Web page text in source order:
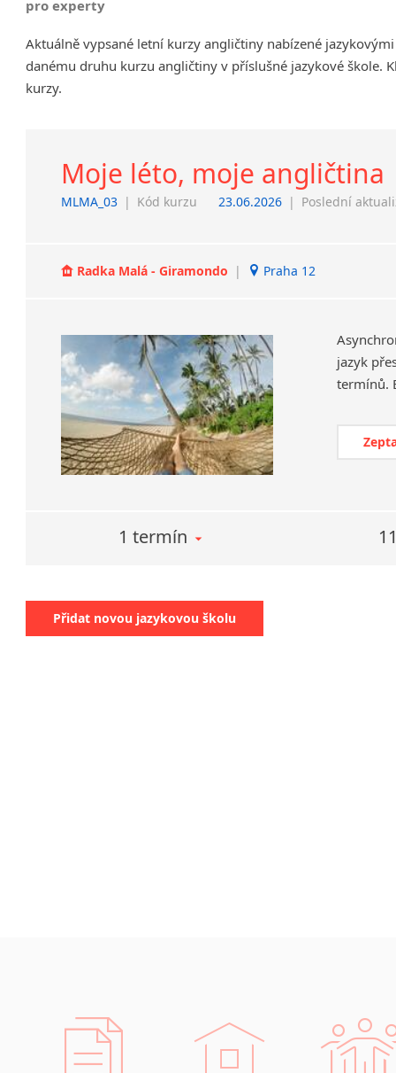
Děčín
Hodonín
Prostějov
Sedlčany
Tišnov
pro experty
Aktuálně vypsané letní kurzy angličtiny nabízené
danému druhu kurzu angličtiny v příslušné jazykové škole.
kurzy.
Moje léto, moje angličtina
MLMA_03 | Kód kurzu 23.06.2026 | Poslední
Radka Malá - Giramondo | Praha 12
jazyk
1 termín
Přidat novou jazykovou školu